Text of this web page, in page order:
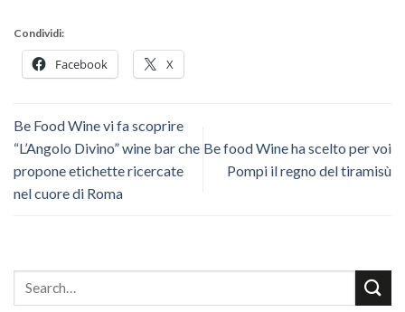
Condividi:
Facebook X
Be Food Wine vi fa scoprire
“L’Angolo Divino” wine bar che
propone etichette ricercate
nel cuore di Roma
Be food Wine ha scelto per voi
Pompi il regno del tiramisù